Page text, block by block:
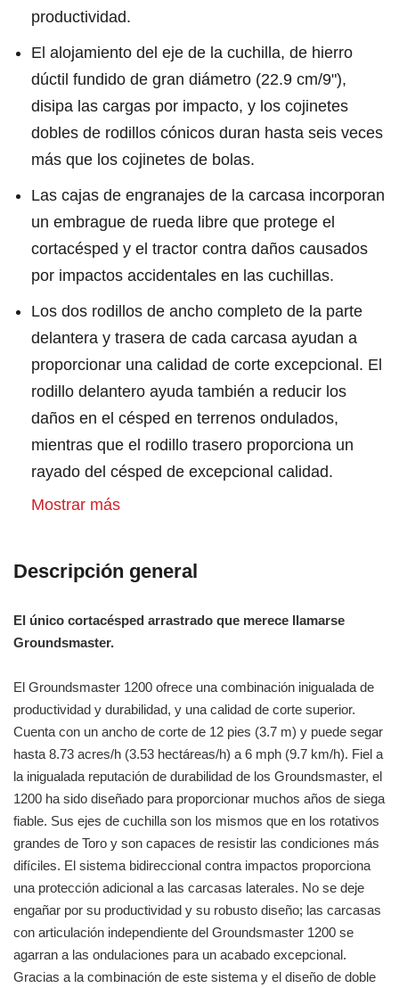
productividad.
El alojamiento del eje de la cuchilla, de hierro
dúctil fundido de gran diámetro (22.9 cm/9"),
disipa las cargas por impacto, y los cojinetes
dobles de rodillos cónicos duran hasta seis veces
más que los cojinetes de bolas.
Las cajas de engranajes de la carcasa incorporan
un embrague de rueda libre que protege el
cortacésped y el tractor contra daños causados
por impactos accidentales en las cuchillas.
Los dos rodillos de ancho completo de la parte
delantera y trasera de cada carcasa ayudan a
proporcionar una calidad de corte excepcional. El
rodillo delantero ayuda también a reducir los
daños en el césped en terrenos ondulados,
mientras que el rodillo trasero proporciona un
rayado del césped de excepcional calidad.
Mostrar más
Descripción general
El único cortacésped arrastrado que merece llamarse
Groundsmaster.
El Groundsmaster 1200 ofrece una combinación inigualada de
productividad y durabilidad, y una calidad de corte superior.
Cuenta con un ancho de corte de 12 pies (3.7 m) y puede segar
hasta 8.73 acres/h (3.53 hectáreas/h) a 6 mph (9.7 km/h). Fiel a
la inigualada reputación de durabilidad de los Groundsmaster, el
1200 ha sido diseñado para proporcionar muchos años de siega
fiable. Sus ejes de cuchilla son los mismos que en los rotativos
grandes de Toro y son capaces de resistir las condiciones más
difíciles. El sistema bidireccional contra impactos proporciona
una protección adicional a las carcasas laterales. No se deje
engañar por su productividad y su robusto diseño; las carcasas
con articulación independiente del Groundsmaster 1200 se
agarran a las ondulaciones para un acabado excepcional.
Gracias a la combinación de este sistema y el diseño de doble